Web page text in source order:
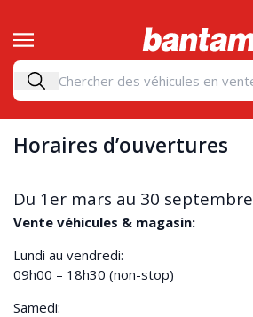
Horaires d’ouvertures
Du 1er mars au 30 septembre
Vente véhicules & magasin:
Lundi au vendredi:
09h00 – 18h30 (non-stop)
Samedi: